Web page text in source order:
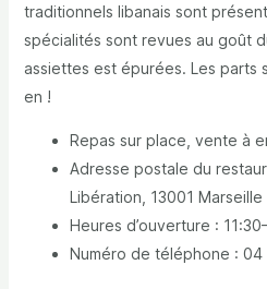
traditionnels libanais sont
spécialités sont revues au goût
assiettes est épurées. Les parts
en !
Repas sur place, vente à
Adresse postale du
Libération, 13001 Marseille
Heures d’ouverture :
Numéro de téléphone : 04